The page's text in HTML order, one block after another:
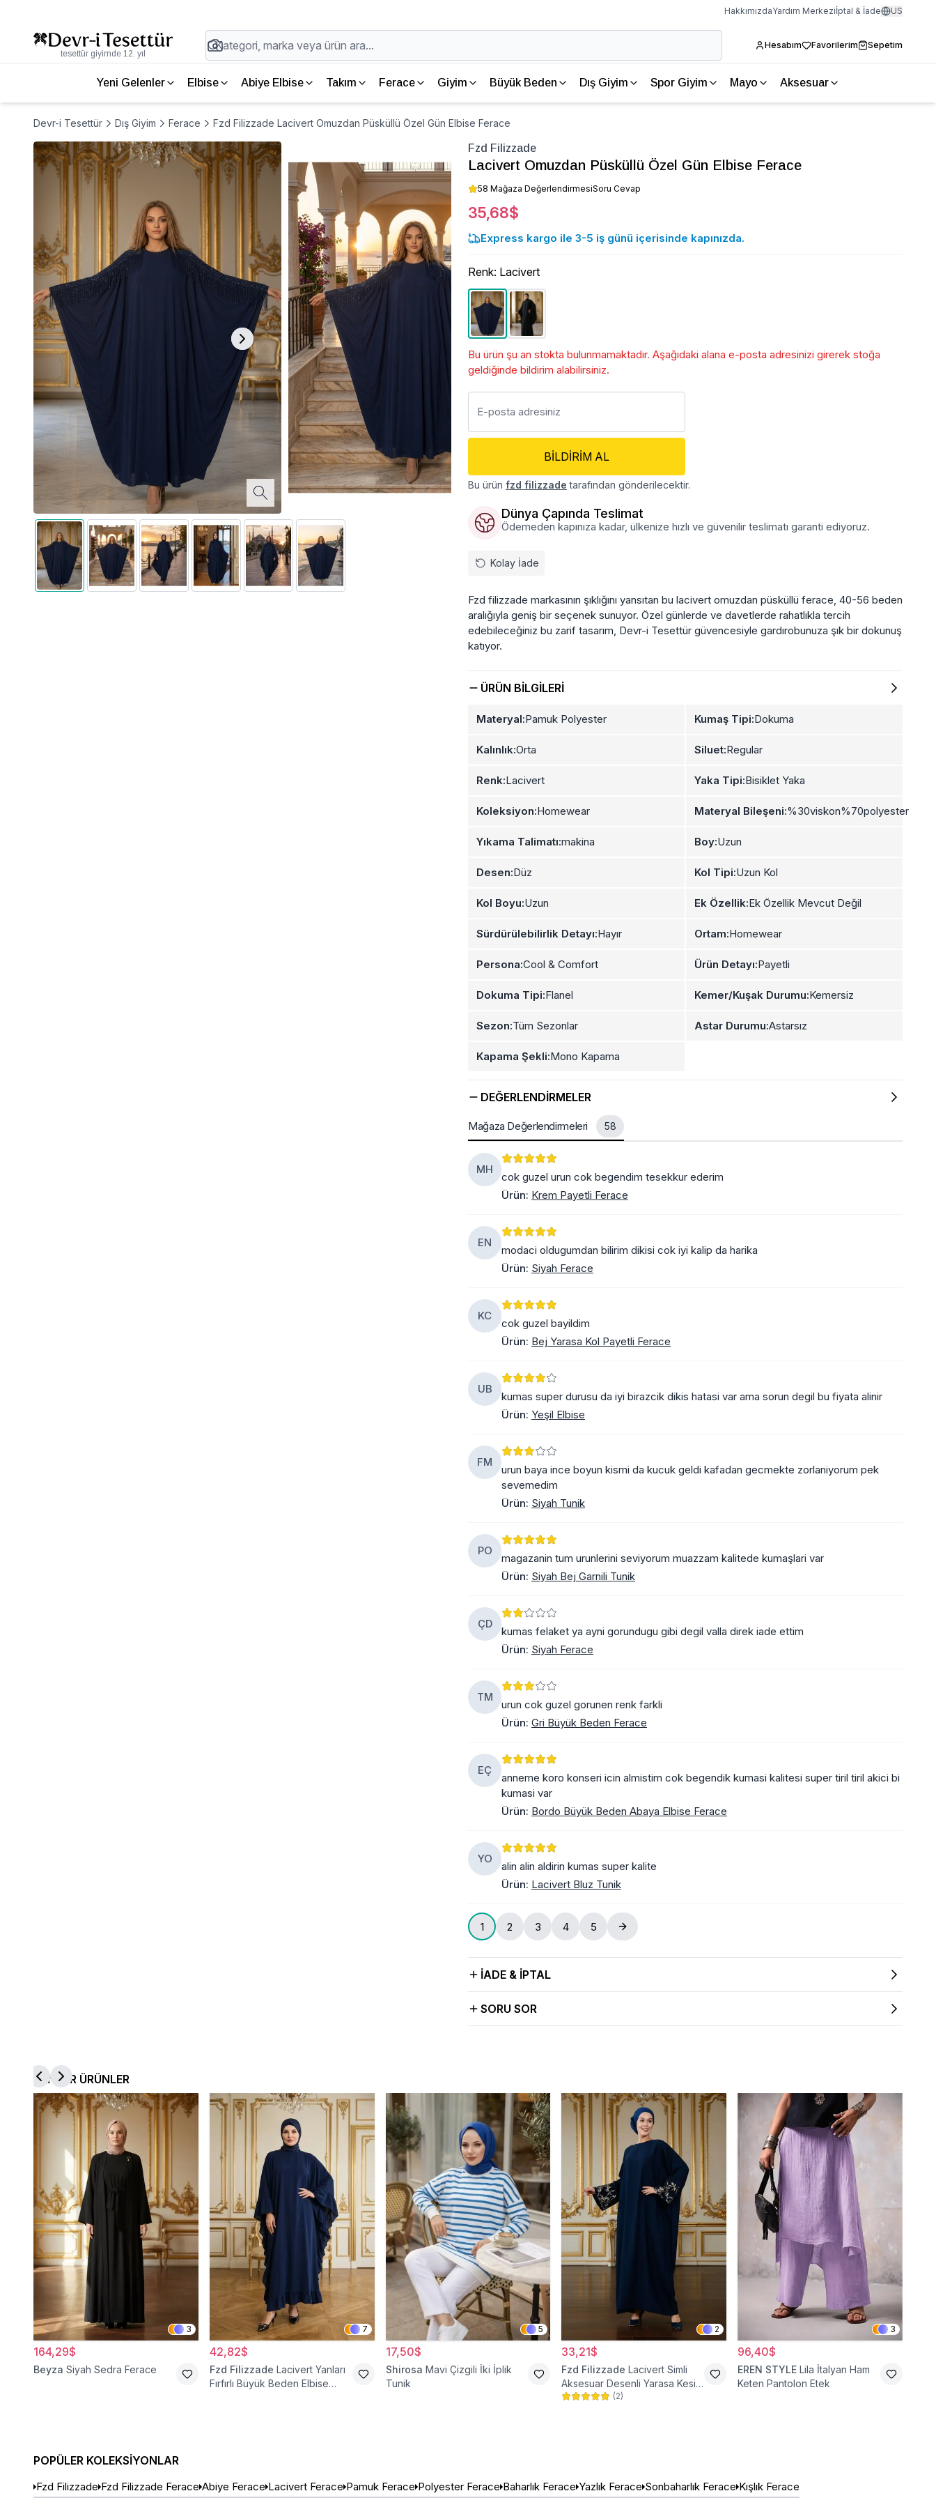
HakkımızdaYardım Merkeziİptal & İade US
tesettür giyimde 12. yıl
Hesabım Favorilerim Sepetim
Yeni Gelenler Elbise Abiye Elbise Takım Ferace Giyim Büyük Beden Dış Giyim Spor Giyim Mayo Aksesuar
Devr-i Tesettür Dış Giyim Ferace Fzd Filizzade Lacivert Omuzdan Püsküllü Özel Gün Elbise Ferace
Fzd Filizzade
Lacivert Omuzdan Püsküllü Özel Gün Elbise Ferace
58 Mağaza DeğerlendirmesiSoru Cevap
35,68$
Express kargo ile 3-5 iş günü içerisinde kapınızda.
Renk: Lacivert
Bu ürün şu an stokta bulunmamaktadır. Aşağıdaki alana e-posta adresinizi girerek stoğa
geldiğinde bildirim alabilirsiniz.
BILDIRIM AL
Bu ürün fzd filizzade tarafından gönderilecektir.
Dünya Çapında Teslimat
Ödemeden kapınıza kadar, ülkenize hızlı ve güvenilir teslimatı garanti ediyoruz.
Kolay İade
Fzd filizzade markasının şıklığını yansıtan bu lacivert omuzdan püsküllü ferace, 40-56 beden
aralığıyla geniş bir seçenek sunuyor. Özel günlerde ve davetlerde rahatlıkla tercih
edebileceğiniz bu zarif tasarım, Devr-i Tesettür güvencesiyle gardırobunuza şık bir dokunuş
katıyor.
ÜRÜN BILGILERI
Materyal:Pamuk Polyester Kumaş Tipi:Dokuma
Kalınlık:Orta Siluet:Regular
Renk:Lacivert Yaka Tipi:Bisiklet Yaka
Koleksiyon:Homewear Materyal Bileşeni:%30viskon%70polyester
Yıkama Talimatı:makina Boy:Uzun
Desen:Düz Kol Tipi:Uzun Kol
Kol Boyu:Uzun Ek Özellik:Ek Özellik Mevcut Değil
Sürdürülebilirlik Detayı:Hayır Ortam:Homewear
Persona:Cool & Comfort Ürün Detayı:Payetli
Dokuma Tipi:Flanel Kemer/Kuşak Durumu:Kemersiz
Sezon:Tüm Sezonlar Astar Durumu:Astarsız
Kapama Şekli:Mono Kapama
DEĞERLENDIRMELER
Mağaza Değerlendirmeleri 58
MH
cok guzel urun cok begendim tesekkur ederim
Ürün: Krem Payetli Ferace
EN
modaci oldugumdan bilirim dikisi cok iyi kalip da harika
Ürün: Siyah Ferace
KC
cok guzel bayildim
Ürün: Bej Yarasa Kol Payetli Ferace
UB
kumas super durusu da iyi birazcik dikis hatasi var ama sorun degil bu fiyata alinir
Ürün: Yeşil Elbise
FM
urun baya ince boyun kismi da kucuk geldi kafadan gecmekte zorlaniyorum pek
sevemedim
Ürün: Siyah Tunik
PO
magazanin tum urunlerini seviyorum muazzam kalitede kumaşlari var
Ürün: Siyah Bej Garnili Tunik
ÇD
kumas felaket ya ayni gorundugu gibi degil valla direk iade ettim
Ürün: Siyah Ferace
TM
urun cok guzel gorunen renk farkli
Ürün: Gri Büyük Beden Ferace
EÇ
anneme koro konseri icin almistim cok begendik kumasi kalitesi super tiril tiril akici bi
kumasi var
Ürün: Bordo Büyük Beden Abaya Elbise Ferace
YO
alin alin aldirin kumas super kalite
Ürün: Lacivert Bluz Tunik
1 2 3 4 5
İADE & İPTAL
SORU SOR
BENZER ÜRÜNLER
3
164,29$
Beyza Siyah Sedra Ferace
7
42,82$
Fzd Filizzade Lacivert Yanları
Fırfırlı Büyük Beden Elbise
5
17,50$
Shirosa Mavi Çizgili İki İplik
Tunik
2
33,21$
Fzd Filizzade Lacivert Simli
Aksesuar Desenli Yarasa Kesim
Abiye Ferace
(2)
3
96,40$
EREN STYLE Lila İtalyan Ham
Keten Pantolon Etek
POPÜLER KOLEKSIYONLAR
Fzd Filizzade Fzd Filizzade Ferace Abiye Ferace Lacivert Ferace Pamuk Ferace Polyester Ferace Baharlık Ferace Yazlık Ferace Sonbaharlık Ferace Kışlık Ferace